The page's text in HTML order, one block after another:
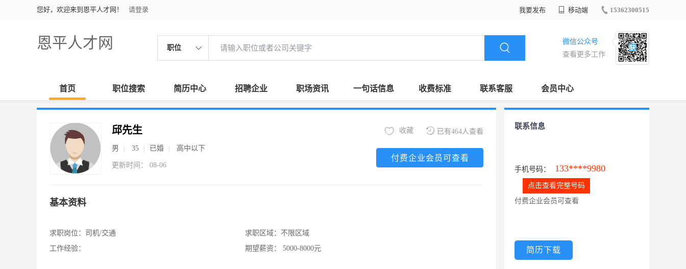
您好，欢迎来到恩平人才网！ 请登录 我要发布 移动端 15362300515
恩平人才网 职位
微信公众号
查看更多工作
首页 职位搜索 简历中心 招聘企业 职场资讯 一句话信息 收费标准 联系客服 会员中心
邱先生
男 35 已婚 高中以下
更新时间： 08-06
已有464人查看
收藏
付费企业会员可查看
基本资料
求职岗位： 司机/交通
工作经验：
求职区域： 不限区域
期望薪资：
5000-8000元
联系信息
手机号码： 133****9980
点击查看完整号码
付费企业会员可查看
简历下载